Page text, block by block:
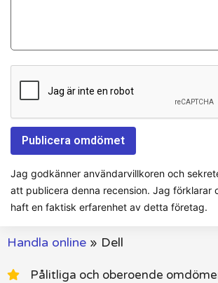
Jag godkänner användarvillkoren och
att publicera denna recension. Jag förklarar
haft en faktisk erfarenhet av detta företag.
Handla online » Dell
Pålitliga och oberoende